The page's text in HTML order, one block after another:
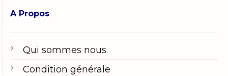
A Propos
Qui sommes nous
Condition générale